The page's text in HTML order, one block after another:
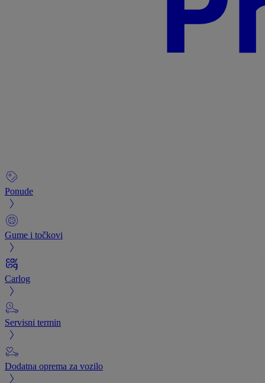
Ponude
Gume i točkovi
Carlog
Servisni termin
Dodatna oprema za vozilo